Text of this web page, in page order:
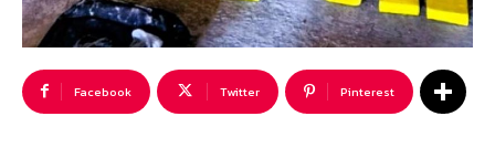
Facebook Twitter Pinterest